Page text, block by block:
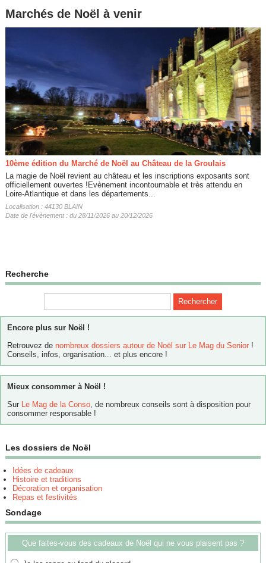
Marchés de Noël à venir
10ème édition du Marché de Noël au Château de la Groulais
La magie de Noël revient au château et les inscriptions exposants sont
officiellement ouvertes !Evènement incontournable et très attendu en
Loire-Atlantique et dans les départements...
Localisation : 44130 BLAIN
Date de l'évènement : du 28/11/2026 au 20/12/2026
Recherche
Encore plus sur Noël !
Retrouvez de nombreux dossiers autour de Noël sur Le Mag du Senior !
Conseils, infos, organisation... et plus encore !
Mieux consommer à Noël !
Sur Le Mag de la Conso, de nombreux conseils sont à disposition pour
consommer responsable !
Les dossiers de Noël
Idées de cadeaux
Histoire et traditions
Décoration et organisation
Repas et festivités
Sondage
Que faites-vous des cadeaux de Noël qui ne vous plaisent pas ?